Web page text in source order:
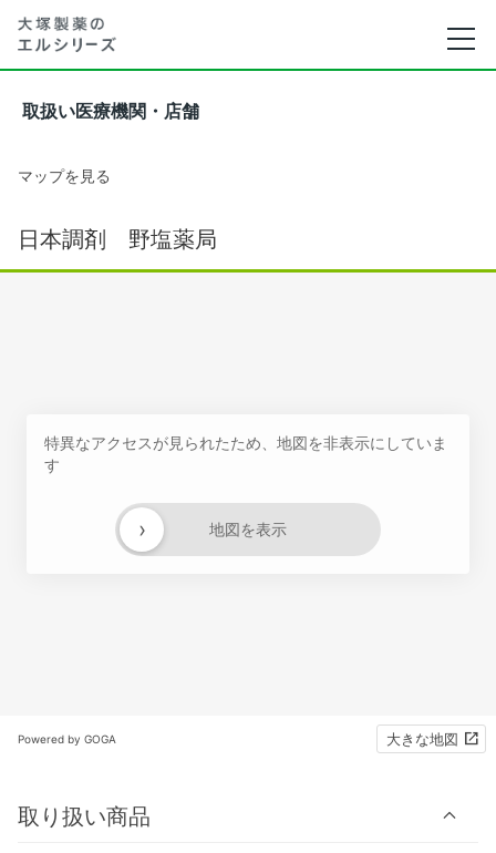
取扱い医療機関・店舗
マップを見る
日本調剤 野塩薬局
特異なアクセスが見られたため、地図を非表示にしていま
す
地図を表示
›
Powered by GOGA 大きな地図
取り扱い商品